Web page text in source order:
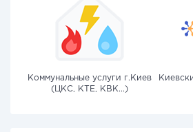
Коммунальные услуги г.Киев
(ЦКС, КТЕ, КВК...)